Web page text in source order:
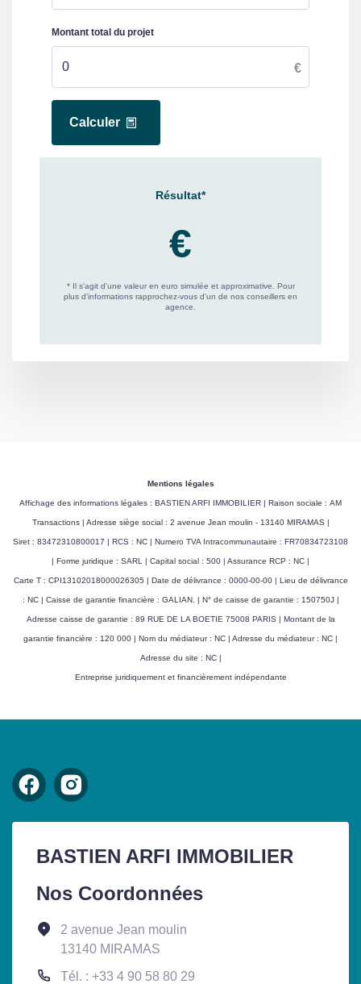
Mentions légales
Affichage des informations légales : BASTIEN ARFI IMMOBILIER | Raison sociale : AM
Transactions | Adresse siège social : 2 avenue Jean moulin - 13140 MIRAMAS |
Siret : 83472310800017 | RCS : NC | Numero TVA Intracommunautaire : FR70834723108
| Forme juridique : SARL | Capital social : 500 | Assurance RCP : NC |
Carte T : CPI13102018000026305 | Date de délivrance : 0000-00-00 | Lieu de délivrance
: NC | Caisse de garantie financière : GALIAN. | N° de caisse de garantie : 150750J |
Adresse caisse de garantie : 89 RUE DE LA BOETIE 75008 PARIS | Montant de la
garantie financière : 120 000 | Nom du médiateur : NC | Adresse du médiateur : NC |
Adresse du site : NC |
Entreprise juridiquement et financièrement indépendante
BASTIEN ARFI IMMOBILIER
Nos Coordonnées
2 avenue Jean moulin
13140 MIRAMAS
Tél. : +33 4 90 58 80 29